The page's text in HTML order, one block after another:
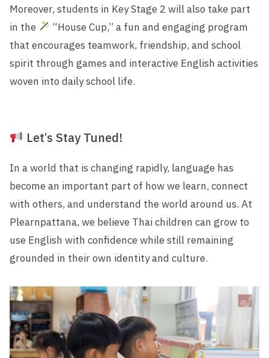
Moreover, students in Key Stage 2 will also take part
in the
“House Cup,” a fun and engaging program
that encourages teamwork, friendship, and school
spirit through games and interactive English activities
woven into daily school life.
Let’s Stay Tuned!
In a world that is changing rapidly, language has
become an important part of how we learn, connect
with others, and understand the world around us. At
Plearnpattana, we believe Thai children can grow to
use English with confidence while still remaining
grounded in their own identity and culture.